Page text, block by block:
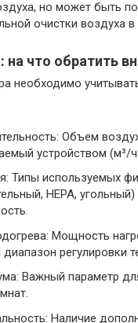
но может быть
очистки воздуха
на что обратить
необходимо
Объем
устройством (м³/
Типы используемых
HEPA, угольный)
Мощность
регулировки
Важный параметр
Наличие